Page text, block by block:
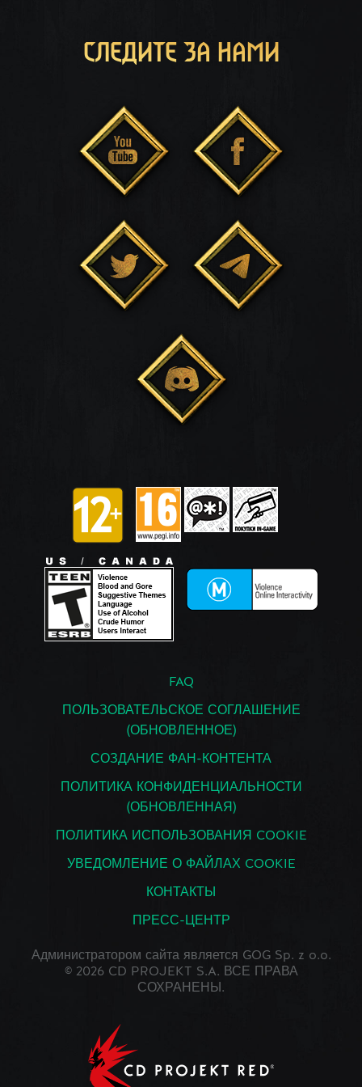
СЛЕДИТЕ ЗА НАМИ
FAQ
ПОЛЬЗОВАТЕЛЬСКОЕ СОГЛАШЕНИЕ
(ОБНОВЛЕННОЕ)
СОЗДАНИЕ ФАН-КОНТЕНТА
ПОЛИТИКА КОНФИДЕНЦИАЛЬНОСТИ
(ОБНОВЛЕННАЯ)
ПОЛИТИКА ИСПОЛЬЗОВАНИЯ COOKIE
УВЕДОМЛЕНИЕ О ФАЙЛАХ COOKIE
КОНТАКТЫ
ПРЕСС-ЦЕНТР
Администратором сайта является GOG Sp. z o.o.
© 2026 CD PROJEKT S.A. ВСЕ ПРАВА
СОХРАНЕНЫ.